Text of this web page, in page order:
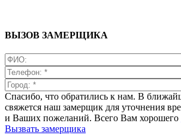
ВЫЗОВ ЗАМЕРЩИКА
Спасибо, что обратились к нам. В
свяжется наш замерщик для уточнения
и Ваших пожеланий. Всего Вам хорошего
Вызвать замерщика